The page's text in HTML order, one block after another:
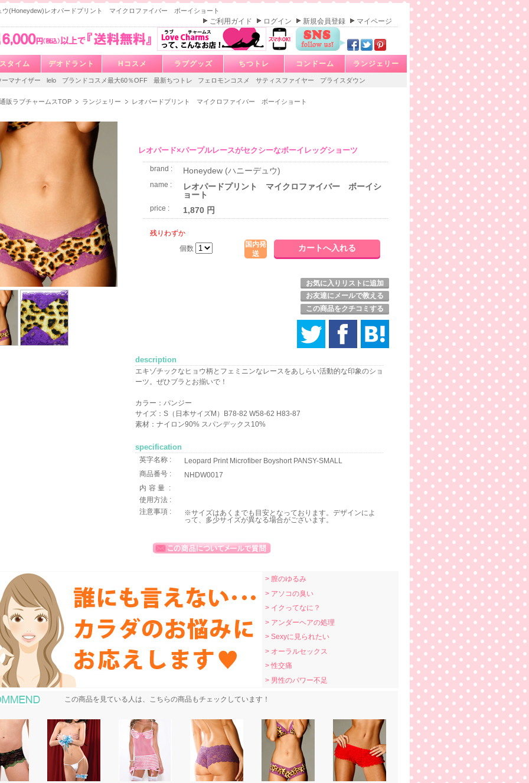
ウ(Honeydew)レオパードプリント マイクロファイバー ボーイショート
ご利用ガイド ログイン 新規会員登録 マイページ
タイム デオドラント Hコスメ ラブグッズ ちつトレ コンドーム ランジェリー
ーマナイザー lelo ブランドコスメ最大60％OFF 最新ちつトレ フェロモンコスメ サティスファイヤー プライスダウン
販ラブチャームスTOP ランジェリー レオパードプリント マイクロファイバー ボーイショート
レオパード×パープルレースがセクシーなボーイレッグショーツ
brand : Honeydew (ハニーデュウ)
name :
レオパードプリント マイクロファイバー ボーイシ
ョート
price : 1,870 円
残りわずか
個数
国内発
送
お気に入りリストに追加
お友達にメールで教える
この商品をクチコミする
description
エキゾチックなヒョウ柄とフェミニンなレースをあしらい活動的な印象のショ
ーツ。ぜひブラとお揃いで！
カラー：パンジー
サイズ：S（日本サイズM）B78-82 W58-62 H83-87
素材：ナイロン90% スパンデックス10%
specification
英字名称 :
Leopard Print Microfiber Boyshort PANSY-SMALL
商品番号 :
NHDW0017
内容量 :
使用方法 :
注意事項 :
※サイズはあくまでも目安となっております。デザインによ
って、多少サイズが異なる場合がございます。
> 膣のゆるみ
> アソコの臭い
> イクってなに？
> アンダーヘアの処理
> Sexyに見られたい
> オーラルセックス
> 性交痛
> 男性のパワー不足
おすすめ商品
この商品を見ている人は、こちらの商品もチェックしています！